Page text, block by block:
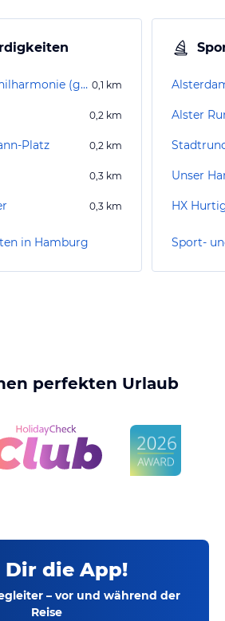
Pavillon der Elbphilharmonie (geschlossen) 0,1 km
0,2 km
Platz 0,2 km
0,3 km
0,3 km
in Hamburg
Alster
HX
perfekten Urlaub
Dir die App!
– vor und während der
Reise